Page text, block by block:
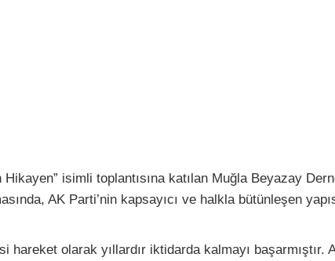
Hikayen” isimli toplantısına katılan Muğla Beyazay
AK Parti’nin kapsayıcı ve halkla bütünleşen
olarak yıllardır iktidarda kalmayı başarmıştır.